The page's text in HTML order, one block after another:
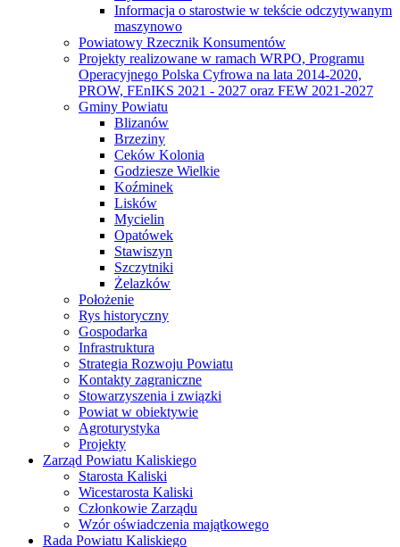
Informacja o starostwie w tekście odczytywanym
maszynowo
Powiatowy Rzecznik Konsumentów
Projekty realizowane w ramach WRPO, Programu
Operacyjnego Polska Cyfrowa na lata 2014-2020,
PROW, FEnIKS 2021 - 2027 oraz FEW 2021-2027
Gminy Powiatu
Blizanów
Brzeziny
Ceków Kolonia
Godziesze Wielkie
Koźminek
Lisków
Mycielin
Opatówek
Stawiszyn
Szczytniki
Żelazków
Położenie
Rys historyczny
Gospodarka
Infrastruktura
Strategia Rozwoju Powiatu
Kontakty zagraniczne
Stowarzyszenia i związki
Powiat w obiektywie
Agroturystyka
Projekty
Zarząd Powiatu Kaliskiego
Starosta Kaliski
Wicestarosta Kaliski
Członkowie Zarządu
Wzór oświadczenia majątkowego
Rada Powiatu Kaliskiego